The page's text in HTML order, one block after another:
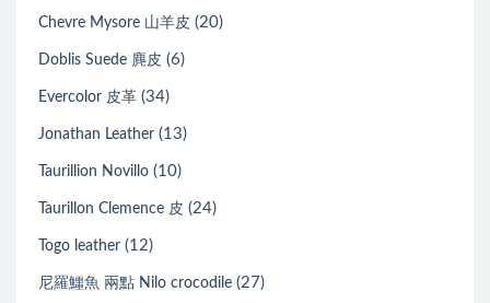
Chevre Mysore 山羊皮 (20)
Doblis Suede 麂皮 (6)
Evercolor 皮革 (34)
Jonathan Leather (13)
Taurillion Novillo (10)
Taurillon Clemence 皮 (24)
Togo leather (12)
尼羅鱷魚 兩點 Nilo crocodile (27)